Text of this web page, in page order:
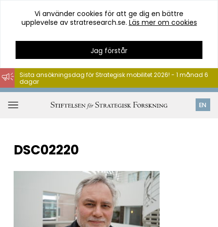
Hoppa
till
innehåll
Vi använder cookies för att ge dig en bättre
upplevelse av stratresearch.se. Läs mer om cookies
Jag förstår
EN
Sista ansökningsdag för Strategisk mobilitet 2026! - 1 månad 6
dagar
DSC02220